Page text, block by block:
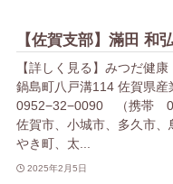
【佐賀支部】滿田
【詳しく見る】みつだ健
鍋島町八戸溝114 佐賀県産
0952−32−0090 （携帯
佐賀市、小城市、多久市
やき町、太...
2025年2月5日